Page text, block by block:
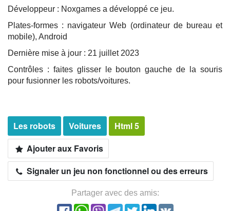
Développeur : Noxgames a développé ce jeu.
Plates-formes : navigateur Web (ordinateur de bureau et
mobile), Android
Dernière mise à jour : 21 juillet 2023
Contrôles : faites glisser le bouton gauche de la souris
pour fusionner les robots/voitures.
Les robots Voitures
Html 5
Ajouter aux Favoris
Signaler un jeu non fonctionnel ou des erreurs
Partager avec des amis: